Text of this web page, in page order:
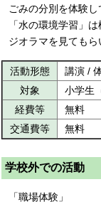
ごみの分別を体験し
「水の環境学習」
ジオラマを見てもら
活動形態
講演 /
対象
小学生
経費等
無料
交通費等
無料
学校外での活動
「職場体験」